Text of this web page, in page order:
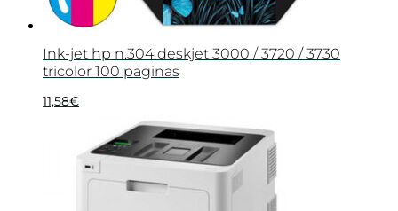
Ink-jet hp n.304 deskjet 3000 / 3720 / 3730
tricolor 100 paginas
11,58€